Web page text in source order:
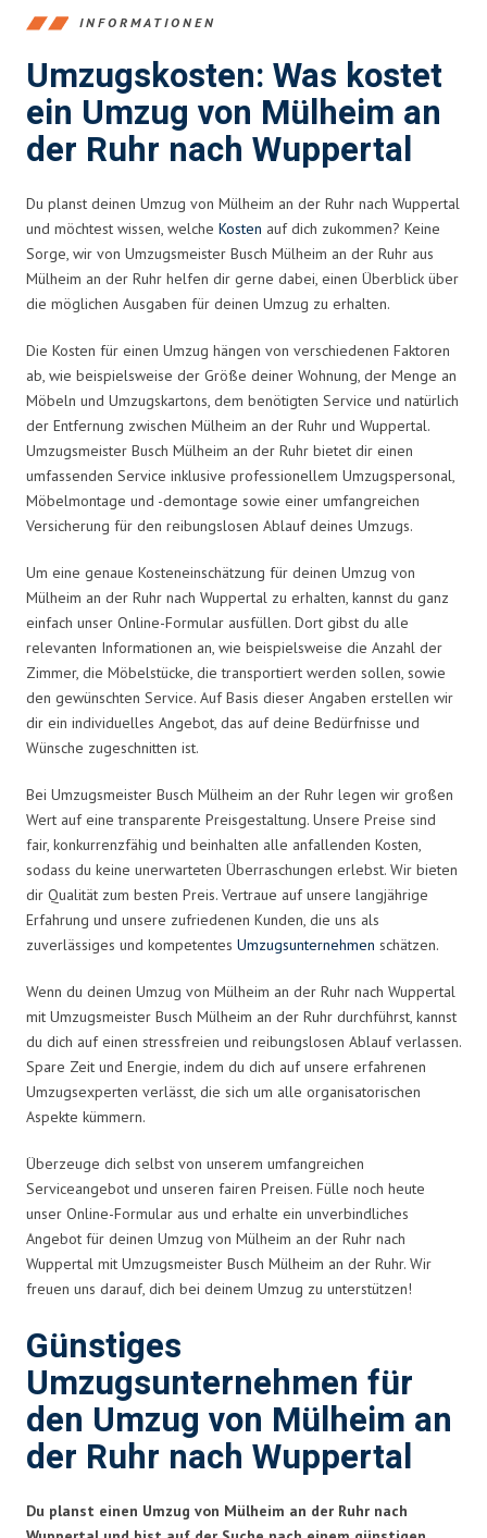
INFORMATIONEN
Umzugskosten: Was kostet
ein Umzug von Mülheim an
der Ruhr nach Wuppertal
Du planst deinen Umzug von Mülheim an der Ruhr nach Wuppertal
und möchtest wissen, welche Kosten auf dich zukommen? Keine
Sorge, wir von Umzugsmeister Busch Mülheim an der Ruhr aus
Mülheim an der Ruhr helfen dir gerne dabei, einen Überblick über
die möglichen Ausgaben für deinen Umzug zu erhalten.
Die Kosten für einen Umzug hängen von verschiedenen Faktoren
ab, wie beispielsweise der Größe deiner Wohnung, der Menge an
Möbeln und Umzugskartons, dem benötigten Service und natürlich
der Entfernung zwischen Mülheim an der Ruhr und Wuppertal.
Umzugsmeister Busch Mülheim an der Ruhr bietet dir einen
umfassenden Service inklusive professionellem Umzugspersonal,
Möbelmontage und -demontage sowie einer umfangreichen
Versicherung für den reibungslosen Ablauf deines Umzugs.
Um eine genaue Kosteneinschätzung für deinen Umzug von
Mülheim an der Ruhr nach Wuppertal zu erhalten, kannst du ganz
einfach unser Online-Formular ausfüllen. Dort gibst du alle
relevanten Informationen an, wie beispielsweise die Anzahl der
Zimmer, die Möbelstücke, die transportiert werden sollen, sowie
den gewünschten Service. Auf Basis dieser Angaben erstellen wir
dir ein individuelles Angebot, das auf deine Bedürfnisse und
Wünsche zugeschnitten ist.
Bei Umzugsmeister Busch Mülheim an der Ruhr legen wir großen
Wert auf eine transparente Preisgestaltung. Unsere Preise sind
fair, konkurrenzfähig und beinhalten alle anfallenden Kosten,
sodass du keine unerwarteten Überraschungen erlebst. Wir bieten
dir Qualität zum besten Preis. Vertraue auf unsere langjährige
Erfahrung und unsere zufriedenen Kunden, die uns als
zuverlässiges und kompetentes Umzugsunternehmen schätzen.
Wenn du deinen Umzug von Mülheim an der Ruhr nach Wuppertal
mit Umzugsmeister Busch Mülheim an der Ruhr durchführst, kannst
du dich auf einen stressfreien und reibungslosen Ablauf verlassen.
Spare Zeit und Energie, indem du dich auf unsere erfahrenen
Umzugsexperten verlässt, die sich um alle organisatorischen
Aspekte kümmern.
Überzeuge dich selbst von unserem umfangreichen
Serviceangebot und unseren fairen Preisen. Fülle noch heute
unser Online-Formular aus und erhalte ein unverbindliches
Angebot für deinen Umzug von Mülheim an der Ruhr nach
Wuppertal mit Umzugsmeister Busch Mülheim an der Ruhr. Wir
freuen uns darauf, dich bei deinem Umzug zu unterstützen!
Günstiges
Umzugsunternehmen für
den Umzug von Mülheim an
der Ruhr nach Wuppertal
Du planst einen Umzug von Mülheim an der Ruhr nach